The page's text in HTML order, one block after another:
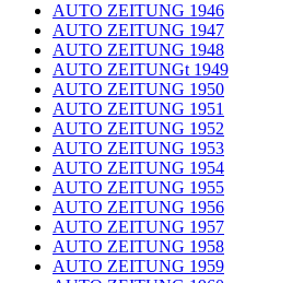
AUTO ZEITUNG 1946
AUTO ZEITUNG 1947
AUTO ZEITUNG 1948
AUTO ZEITUNGt 1949
AUTO ZEITUNG 1950
AUTO ZEITUNG 1951
AUTO ZEITUNG 1952
AUTO ZEITUNG 1953
AUTO ZEITUNG 1954
AUTO ZEITUNG 1955
AUTO ZEITUNG 1956
AUTO ZEITUNG 1957
AUTO ZEITUNG 1958
AUTO ZEITUNG 1959